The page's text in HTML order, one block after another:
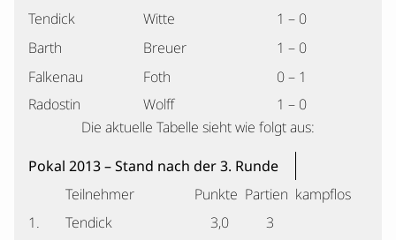
Tendick
Witte
1 – 0
Barth
Breuer
1 – 0
Falkenau
Foth
0 – 1
Radostin
Wolff
1 – 0
Die aktuelle Tabelle sieht wie folgt aus:
Pokal 2013 – Stand nach der 3. Runde
Teilnehmer
Punkte Partien kampflos
1.
Tendick 3,0
3